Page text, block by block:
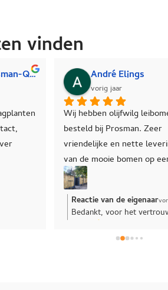
vinden
Dennis Suurmond
vorig jaar
In maart 2025 130 olijfwilg
(haagplanten) besteld.
Topkwaliteit en topservice. 10